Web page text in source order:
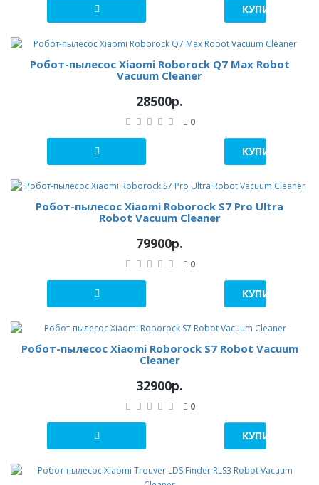
КУПИТЬ В 1
Робот-пылесос Xiaomi Roborock Q7 Max Robot
Vacuum Cleaner
28500р.
0
КУПИТЬ В 1
Робот-пылесос Xiaomi Roborock S7 Pro Ultra
Robot Vacuum Cleaner
79900р.
0
КУПИТЬ В 1
Робот-пылесос Xiaomi Roborock S7 Robot Vacuum
Cleaner
32900р.
0
КУПИТЬ В 1